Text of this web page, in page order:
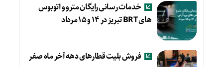
خدمات رسانی رایگان مترو و اتوبوس
های BRT تبریز در ۱۴ و ۱۵ مرداد
فروش بلیت قطارهای دهه آخر ماه صفر